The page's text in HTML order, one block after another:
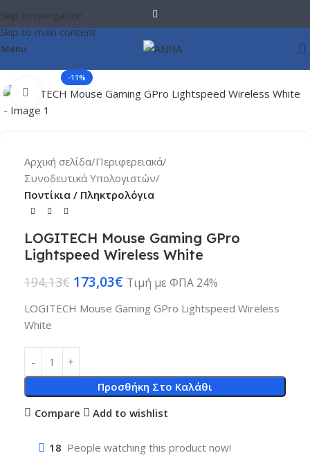
Skip to navigation
Skip to main content
Menu
-11%
Click to enlarge
Αρχική σελίδα Περιφερειακά
Συνοδευτικά Υπολογιστών
Ποντίκια / Πληκτρολόγια
LOGITECH Mouse Gaming GPro
Lightspeed Wireless White
194,13€ 173,03€ Τιμή με ΦΠΑ 24%
LOGITECH Mouse Gaming GPro Lightspeed Wireless
White
Προσθήκη Στο Καλάθι
Compare
Add to wishlist
18 People watching this product now!